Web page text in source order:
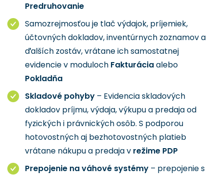
Predruhovanie
Samozrejmosťou je tlač výdajok, príjemiek,
účtovných dokladov, inventúrnych zoznamov a
ďalších zostáv, vrátane ich samostatnej
evidencie v moduloch Fakturáciaalebo
Pokladňa
Skladové pohyby – Evidencia skladových
dokladov príjmu, výdaja, výkupu a predaja od
fyzických i právnických osôb. S podporou
hotovostných aj bezhotovostných platieb
vrátane nákupu a predaja v režime PDP
Prepojenie na váhové systémy – prepojenie s